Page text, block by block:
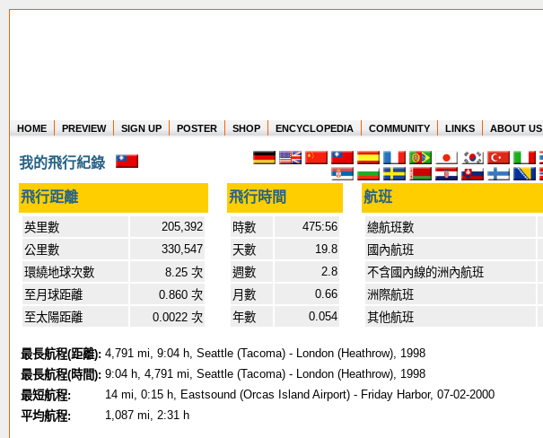
Where in the world have you flown?
How long have you been in the air?
Create your own FlightMemory and see!
HOME PREVIEW SIGN UP POSTER SHOP ENCYCLOPEDIA COMMUNITY LINKS ABOUT US
我的飛行紀錄
飛行距離 飛行時間 航班
英里數
205,392
公里數
330,547
環繞地球次數
8.25 次
至月球距離
0.860 次
至太陽距離
0.0022 次
時數
475:56
天數
19.8
週數
2.8
月數
0.66
年數
0.054
總航班數
國內航班
不含國內線的洲內航班
洲際航班
其他航班
最長航程(距離): 4,791 mi, 9:04 h, Seattle (Tacoma) - London (Heathrow), 1998
最長航程(時間): 9:04 h, 4,791 mi, Seattle (Tacoma) - London (Heathrow), 1998
最短航程:
14 mi, 0:15 h, Eastsound (Orcas Island Airport) - Friday Harbor, 07-02-2000
平均航程:
1,087 mi, 2:31 h